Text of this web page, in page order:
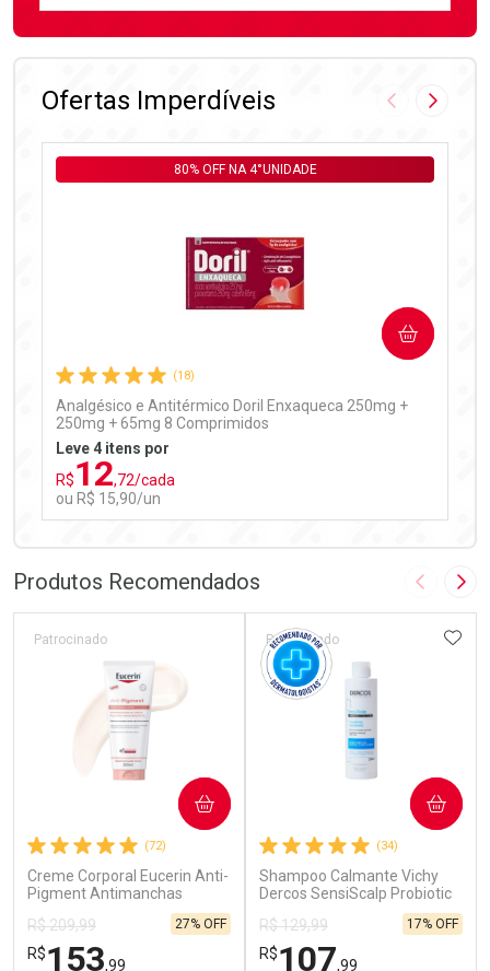
FECHAR
FECHAR
Ofertas Imperdíveis Imagem
(18)
Analgésico e Antitérmico Doril Enxaqueca 250mg +
250mg + 65mg 8 Comprimidos
80% OFF NA 4°UNIDADE
Leve 4 itens por
R$12,72/cada
ou R$ 15,90/un
COMPRAR
Laboratório
Ativar Desconto
Comprar sem Desconto
Por Menos
Comprar sem Desconto
Produtos Recomendados Imagem
(72)
Creme Corporal Eucerin Anti-
Pigment Antimanchas
Patrocinado
R$ 209,99
R$153,99
27% OFF
COMPRAR
(34)
Shampoo Calmante Vichy
Dercos SensiScalp Probiotic
Patrocinado
R$ 129,99
R$107,99
17% OFF
COMPRAR